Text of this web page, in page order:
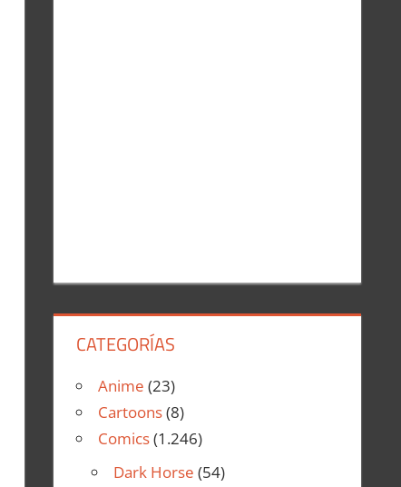
CATEGORÍAS
Anime (23)
Cartoons(8)
Comics(1.246)
Dark Horse (54)